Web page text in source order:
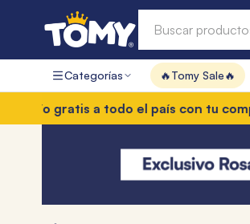
Categorías 🔥Tomy Sale🔥
gratis a todo el país con tu compra
Términos más buscados
1.
hot wheels
mochilas
toy story
4. marcadores